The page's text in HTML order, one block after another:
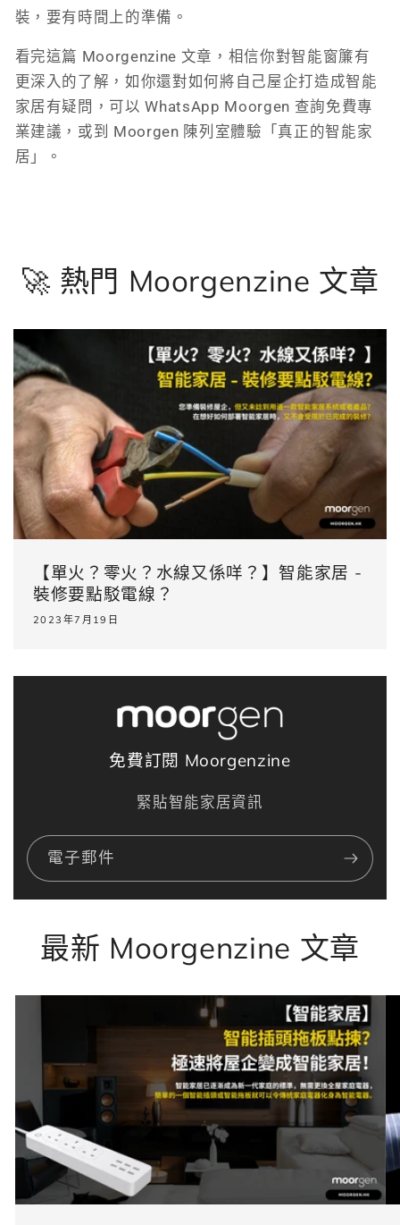
裝，要有時間上的準備。
看完這篇 Moorgenzine 文章，相信你對智能窗簾有
更深入的了解，如你還對如何將自己屋企打造成智能
家居有疑問，可以 WhatsApp Moorgen 查詢免費專
業建議，或到 Moorgen 陳列室體驗「真正的智能家
居」。
🚀 熱門 Moorgenzine 文章
【單火？零火？水線又係咩？】智能家居 -
裝 修要點駁電線？
2023年7月19日
免費訂閱 Moorgenzine
緊貼智能家居資訊
電子郵件
最新 Moorgenzine 文章